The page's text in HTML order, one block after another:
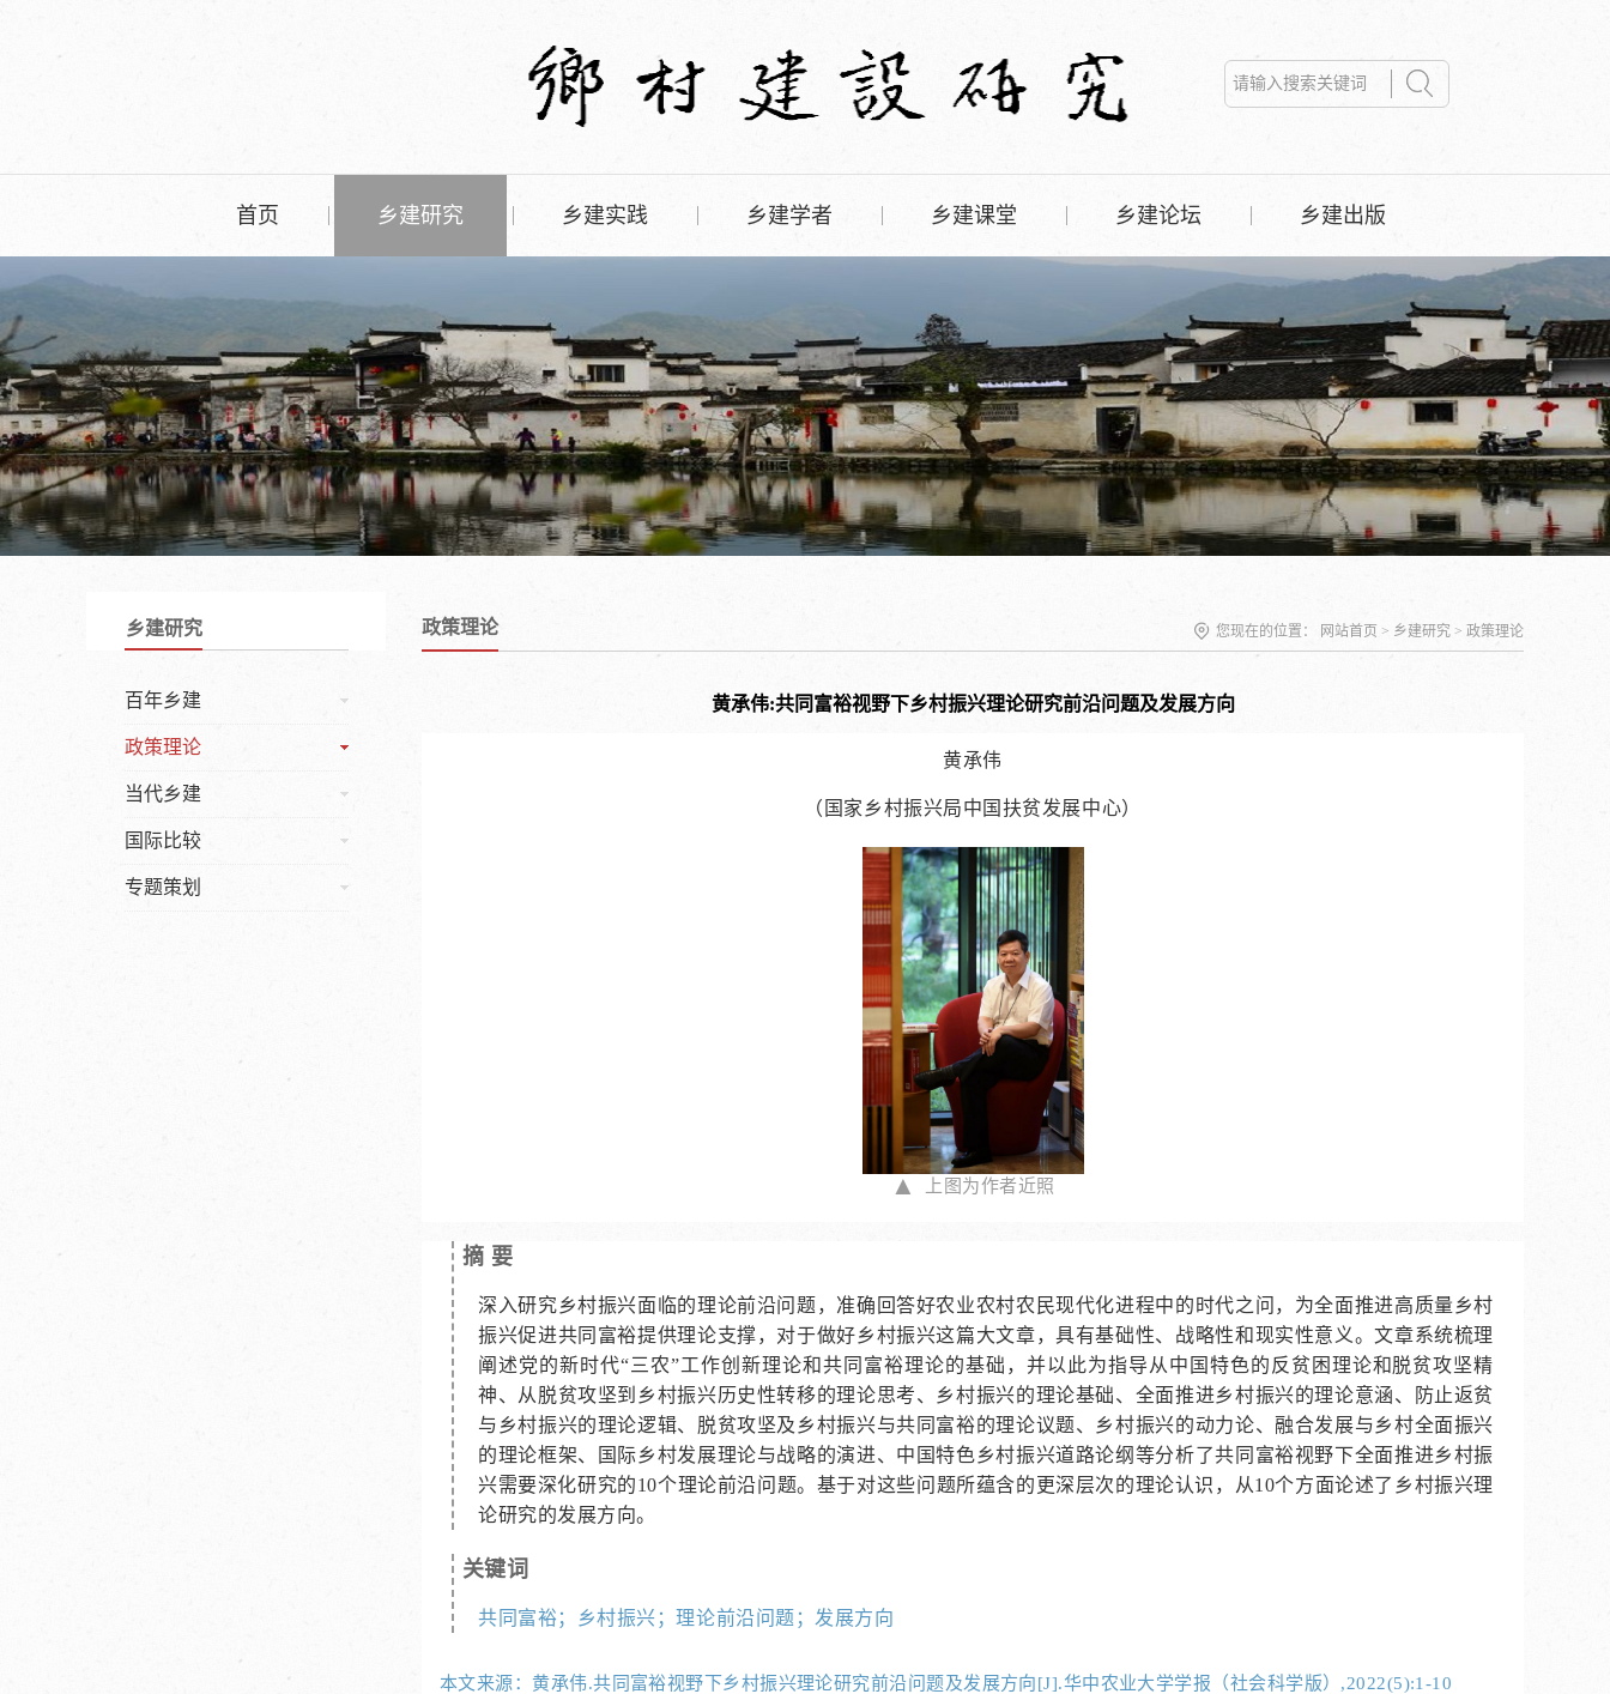
首页 乡建研究 乡建实践 乡建学者 乡建课堂 乡建论坛 乡建出版
乡建研究
百年乡建
政策理论
当代乡建
国际比较
专题策划
政策理论 您现在的位置： 网站首页 > 乡建研究 > 政策理论
黄承伟:共同富裕视野下乡村振兴理论研究前沿问题及发展方向
黄承伟
（国家乡村振兴局中国扶贫发展中心）
▲ 上图为作者近照
摘 要
深入研究乡村振兴面临的理论前沿问题，准确回答好农业农村农民现代化进程中的时代之问，为全面推进高质量乡村
振兴促进共同富裕提供理论支撑，对于做好乡村振兴这篇大文章，具有基础性、战略性和现实性意义。文章系统梳理
阐述党的新时代“三农”工作创新理论和共同富裕理论的基础，并以此为指导从中国特色的反贫困理论和脱贫攻坚精
神、从脱贫攻坚到乡村振兴历史性转移的理论思考、乡村振兴的理论基础、全面推进乡村振兴的理论意涵、防止返贫
与乡村振兴的理论逻辑、脱贫攻坚及乡村振兴与共同富裕的理论议题、乡村振兴的动力论、融合发展与乡村全面振兴
的理论框架、国际乡村发展理论与战略的演进、中国特色乡村振兴道路论纲等分析了共同富裕视野下全面推进乡村振
兴需要深化研究的10个理论前沿问题。基于对这些问题所蕴含的更深层次的理论认识，从10个方面论述了乡村振兴理
论研究的发展方向。
关键词
共同富裕；乡村振兴；理论前沿问题；发展方向
本文来源：黄承伟.共同富裕视野下乡村振兴理论研究前沿问题及发展方向[J].华中农业大学学报（社会科学版）,2022(5):1-10